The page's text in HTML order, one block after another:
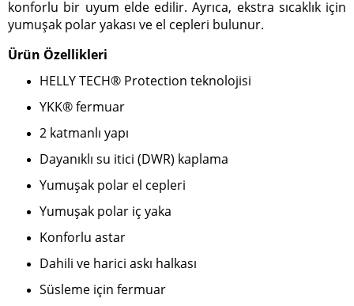
konforlu bir uyum elde edilir. Ayrıca, ekstra sıcaklık için
yumuşak polar yakası ve el cepleri bulunur.
Ürün Özellikleri
HELLY TECH® Protection teknolojisi
YKK® fermuar
2 katmanlı yapı
Dayanıklı su itici (DWR) kaplama
Yumuşak polar el cepleri
Yumuşak polar iç yaka
Konforlu astar
Dahili ve harici askı halkası
Süsleme için fermuar